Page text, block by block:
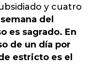
y cuatro
del
es sagrado. En
de un día por
estricto es el